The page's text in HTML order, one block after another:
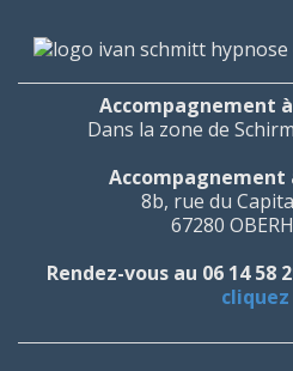
Accompagnement
Dans la zone de
Accompagnement
8b, rue du
67280
Rendez-vous au 06 14 58